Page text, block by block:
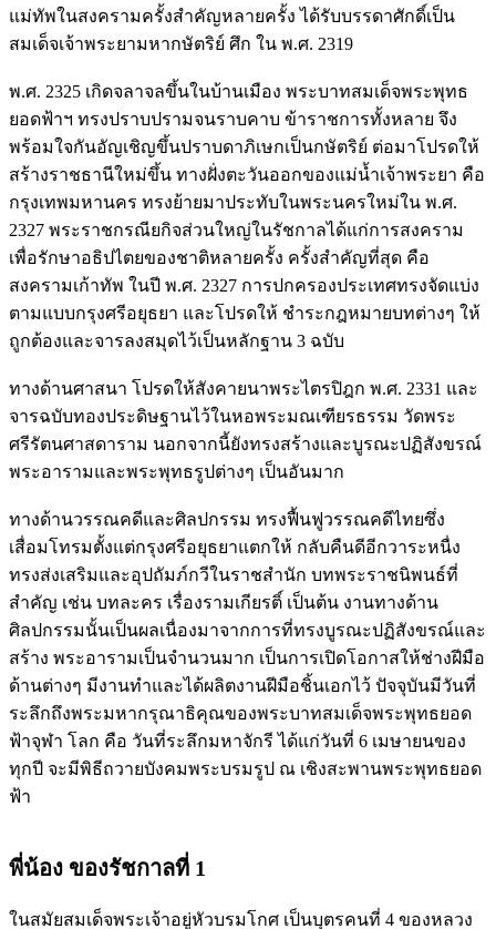
แม่ทัพในสงครามครั้งสำคัญหลายครั้ง ได้รับบรรดาศักดิ์เป็น
สมเด็จเจ้าพระยามหากษัตริย์ ศึก ใน พ.ศ. 2319
พ.ศ. 2325 เกิดจลาจลขึ้นในบ้านเมือง พระบาทสมเด็จพระพุทธ
ยอดฟ้าฯ ทรงปราบปรามจนราบคาบ ข้าราชการทั้งหลาย จึง
พร้อมใจกันอัญเชิญขึ้นปราบดาภิเษกเป็นกษัตริย์ ต่อมาโปรดให้
สร้างราชธานีใหม่ขึ้น ทางฝั่งตะวันออกของแม่น้ำเจ้าพระยา คือ
กรุงเทพมหานคร ทรงย้ายมาประทับในพระนครใหม่ใน พ.ศ.
2327 พระราชกรณียกิจส่วนใหญ่ในรัชกาลได้แก่การสงคราม
เพื่อรักษาอธิปไตยของชาติหลายครั้ง ครั้งสำคัญที่สุด คือ
สงครามเก้าทัพ ในปี พ.ศ. 2327 การปกครองประเทศทรงจัดแบ่ง
ตามแบบกรุงศรีอยุธยา และโปรดให้ ชำระกฎหมายบทต่างๆ ให้
ถูกต้องและจารลงสมุดไว้เป็นหลักฐาน 3 ฉบับ
ทางด้านศาสนา โปรดให้สังคายนาพระไตรปิฎก พ.ศ. 2331 และ
จารฉบับทองประดิษฐานไว้ในหอพระมณเฑียรธรรม วัดพระ
ศรีรัตนศาสดาราม นอกจากนี้ยังทรงสร้างและบูรณะปฏิสังขรณ์
พระอารามและพระพุทธรูปต่างๆ เป็นอันมาก
ทางด้านวรรณคดีและศิลปกรรม ทรงฟื้นฟูวรรณคดีไทยซึ่ง
เสื่อมโทรมตั้งแต่กรุงศรีอยุธยาแตกให้ กลับคืนดีอีกวาระหนื่ง
ทรงส่งเสริมและอุปถัมภ์กวีในราชสำนัก บทพระราชนิพนธ์ที่
สำคัญ เช่น บทละคร เรื่องรามเกียรติ์ เป็นต้น งานทางด้าน
ศิลปกรรมนั้นเป็นผลเนื่องมาจากการที่ทรงบูรณะปฏิสังขรณ์และ
สร้าง พระอารามเป็นจำนวนมาก เป็นการเปิดโอกาสให้ช่างฝีมือ
ด้านต่างๆ มีงานทำและได้ผลิตงานฝีมือชิ้นเอกไว้ ปัจจุบันมีวันที่
ระลึกถึงพระมหากรุณาธิคุณของพระบาทสมเด็จพระพุทธยอด
ฟ้าจุฬา โลก คือ วันที่ระลึกมหาจักรี ได้แก่วันที่ 6 เมษายนของ
ทุกปี จะมีพิธีถวายบังคมพระบรมรูป ณ เชิงสะพานพระพุทธยอด
ฟ้า
พี่น้อง ของรัชกาลที่ 1
ในสมัยสมเด็จพระเจ้าอยู่หัวบรมโกศ เป็นบุตรคนที่ 4 ของหลวง